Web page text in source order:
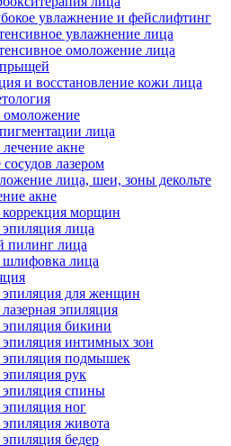
увлажнение и фейслифтинг
увлажнение лица
омоложение лица
и восстановление кожи лица
омоложение
лица
акне
лазером
лица, шеи, зоны декольте
акне
коррекция морщин
эпиляция лица
пилинг лица
шлифовка лица
эпиляция для женщин
эпиляция
эпиляция бикини
эпиляция интимных зон
эпиляция подмышек
эпиляция рук
эпиляция спины
эпиляция ног
эпиляция живота
бедер